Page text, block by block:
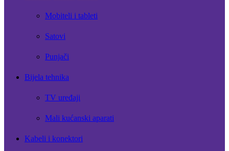
Mobiteli i tableti
Satovi
Punjači
Bijela tehnika
TV uređaji
Mali kućanski aparati
Kabeli i konektori